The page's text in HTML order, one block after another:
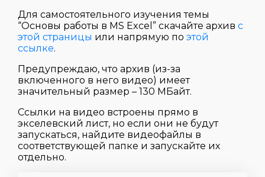
Для самостоятельного изучения темы
“Основы работы в MS Excel” скачайте архив с
этой страницы или напрямую по этой
ссылке.
Предупреждаю, что архив (из-за
включенного в него видео) имеет
значительный размер – 130 МБайт.
Ссылки на видео встроены прямо в
экселевский лист, но если они не будут
запускаться, найдите видеофайлы в
соответствующей папке и запускайте их
отдельно.